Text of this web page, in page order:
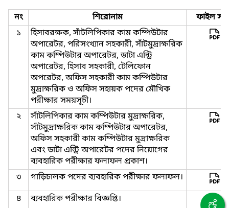
নং শিরোনাম
ফাইল
১
হিসাবরক্ষক, সাঁটলিপিকার কাম কম্পিউটার
অপারেটর, পরিসংখ্যান সহকারী, সাঁটমুদ্রাক্ষরিক
কাম কম্পিউটার অপারেটর, ডাটা এন্ট্রি
অপারেটর, হিসাব সহকারী, টেলিফোন
অপরেটর, অফিস সহকারী কাম কম্পিউটার
মুদ্রাক্ষরিক ও অফিস সহায়ক পদের মৌখিক
পরীক্ষার সময়সূচী।
২
সাঁটলিপিকার কাম কম্পিউটার মুদ্রাক্ষরিক,
সাঁটমুদ্রাক্ষরিক কাম কম্পিউটার অপারেটর,
অফিস সহকারী কাম কম্পিউটার মুদ্রাক্ষরিক
এবং ডাটা এন্ট্রি অপারেটর পদের নিয়োগের
ব্যবহারিক পরীক্ষার ফলাফল প্রকাশ।
৩
গাড়িচালক পদের ব্যবহারিক পরীক্ষার ফলাফল।
৪
ব্যবহারিক পরীক্ষার বিজ্ঞপ্তি।